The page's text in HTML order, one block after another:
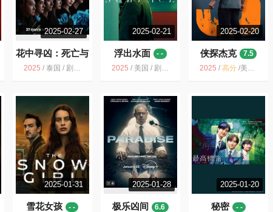
2025-02-27
花中寻凶：死亡与
鲜花
6.5
2025 / 泰国 / 剧情 悬疑 惊悚 犯罪
2025-02-21
浮出水面
- -
2025 / 美国 / 剧情 悬疑 惊悚
2025-02-20
侠探杰克
7.5
2025 / 高分/美国 / 剧情 动作 惊悚 犯罪
2025-01-31
雪花女孩
- -
2025-01-28
极乐凶间
6.6
2025-01-20
秘密
- -